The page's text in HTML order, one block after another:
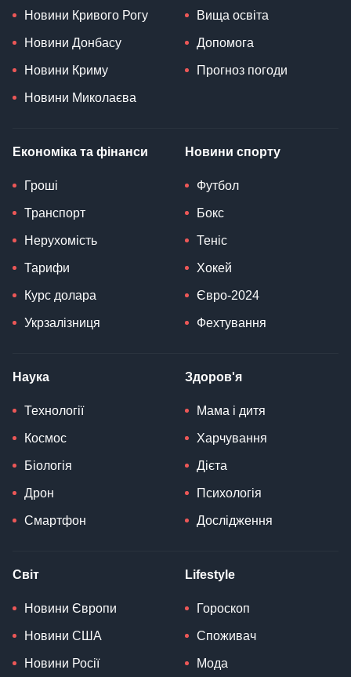
Новини Кривого Рогу
Новини Донбасу
Новини Криму
Новини Миколаєва
Вища освіта
Допомога
Прогноз погоди
Економіка та фінанси
Гроші
Транспорт
Нерухомість
Тарифи
Курс долара
Укрзалізниця
Новини спорту
Футбол
Бокс
Теніс
Хокей
Євро-2024
Фехтування
Наука
Технології
Космос
Біологія
Дрон
Смартфон
Здоров'я
Мама і дитя
Харчування
Дієта
Психологія
Дослідження
Світ
Новини Європи
Новини США
Новини Росії
Lifestyle
Гороскоп
Споживач
Мода